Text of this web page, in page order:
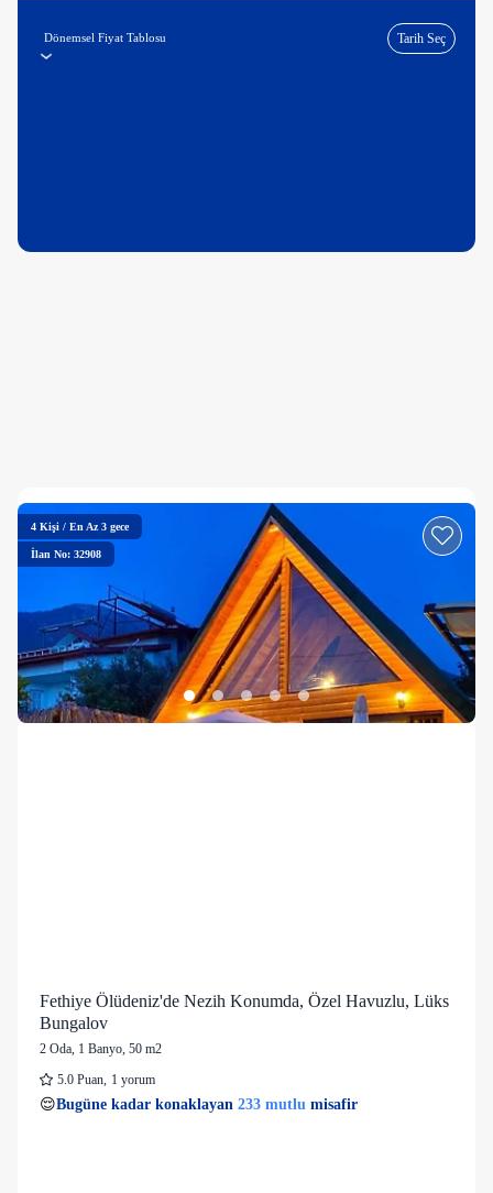
Dönemsel Fiyat Tablosu Tarih Seç
4 Kişi / En Az 3 gece
İlan No: 32908
Fethiye Ölüdeniz'de Nezih Konumda, Özel Havuzlu, Lüks
Bungalov
2 Oda, 1 Banyo, 50 m2
5.0 Puan, 1 yorum
👀Son 1 saatte48 kişigörüntüledi
99 kişi